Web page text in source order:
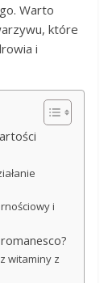
Warto
które
i
i
witaminy z